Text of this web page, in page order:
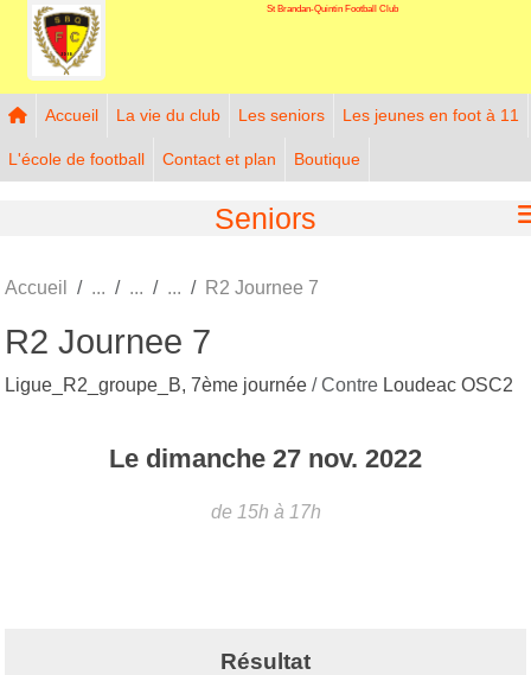
St Brandan-Quintin Football Club
Accueil La vie du club Les seniors Les jeunes en foot à 11
L'école de football Contact et plan Boutique
Seniors
Accueil R2 Journee 7
R2 Journee 7
Ligue_R2_groupe_B, 7ème journée / Contre Loudeac OSC2
Le dimanche 27 nov. 2022
de 15h à 17h
Résultat
Panneau de gestion des cookies